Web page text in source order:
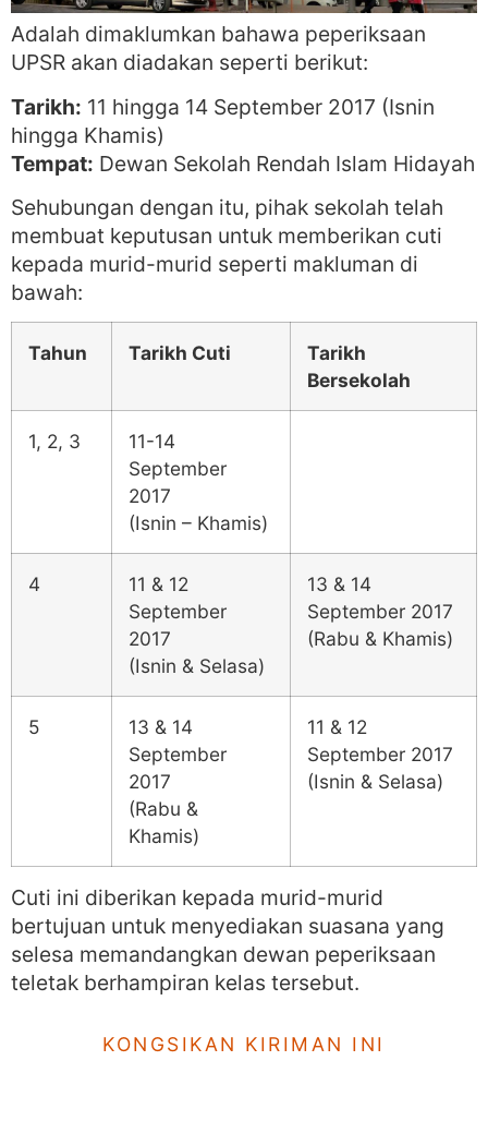
Adalah dimaklumkan bahawa peperiksaan
UPSR akan diadakan seperti berikut:
Tarikh: 11 hingga 14 September 2017 (Isnin
hingga Khamis)
Tempat: Dewan Sekolah Rendah Islam Hidayah
Sehubungan dengan itu, pihak sekolah telah
membuat keputusan untuk memberikan cuti
kepada murid-murid seperti makluman di
bawah:
Tahun Tarikh Cuti
Tarikh
Bersekolah
1, 2, 3
11-14
September
2017
(Isnin – Khamis)
4
11 & 12
September
2017
(Isnin & Selasa)
13 & 14
September 2017
(Rabu & Khamis)
5
13 & 14
September
2017
(Rabu &
Khamis)
11 & 12
September 2017
(Isnin & Selasa)
Cuti ini diberikan kepada murid-murid
bertujuan untuk menyediakan suasana yang
selesa memandangkan dewan peperiksaan
teletak berhampiran kelas tersebut.
KONGSIKAN KIRIMAN INI